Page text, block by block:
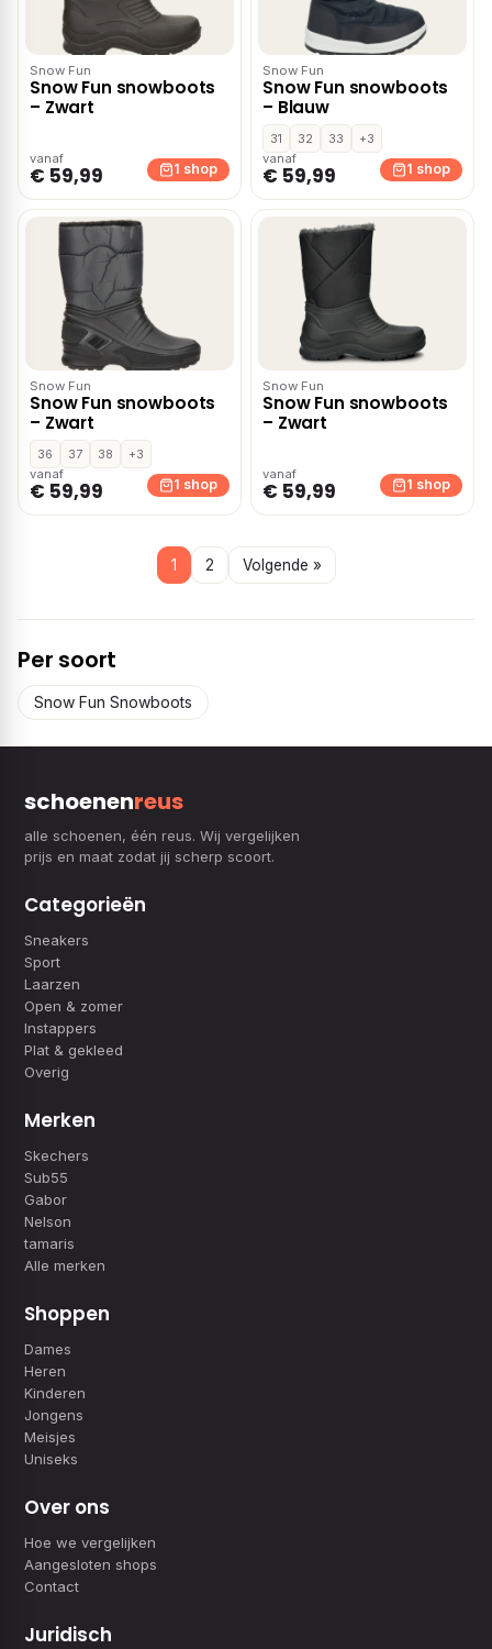
Snow Fun
Snow Fun snowboots
– Zwart
vanaf
€ 59,99 1 shop
Snow Fun
Snow Fun snowboots
– Blauw
31 32 33
+3
vanaf
€ 59,99 1 shop
Snow Fun
Snow Fun snowboots
– Zwart
36 37 38
+3
vanaf
€ 59,99 1 shop
Snow Fun
Snow Fun snowboots
– Zwart
vanaf
€ 59,99 1 shop
1 2 Volgende »
Per soort
Snow Fun Snowboots
schoenenreus
alle schoenen, één reus. Wij vergelijken
prijs en maat zodat jij scherp scoort.
Categorieën
Sneakers
Sport
Laarzen
Open & zomer
Instappers
Plat & gekleed
Overig
Merken
Skechers
Sub55
Gabor
Nelson
tamaris
Alle merken
Shoppen
Dames
Heren
Kinderen
Jongens
Meisjes
Uniseks
Over ons
Hoe we vergelijken
Aangesloten shops
Contact
Juridisch